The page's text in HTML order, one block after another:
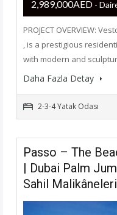
2,989,000AED -
PROJECT OVERVIEW:
, is a prestigious
with modern and
Daha Fazla Detay
2-3-4 Yatak Odası
Passo – The
| Dubai Palm
Sahil Malikâneleri